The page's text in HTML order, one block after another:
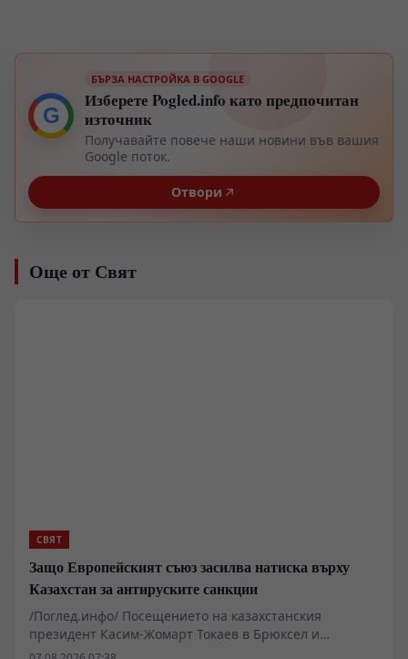
G
БЪРЗА НАСТРОЙКА В GOOGLE
Изберете Pogled.info като предпочитан
източник
Получавайте повече наши новини във вашия
Google поток.
Отвори
Още от Свят
СВЯТ
Защо Европейският съюз засилва натиска върху
Казахстан за антируските санкции
/Поглед.инфо/ Посещението на казахстанския
президент Касим-Жомарт Токаев в Брюксел и
последвалите споразумения разкриват дълбока